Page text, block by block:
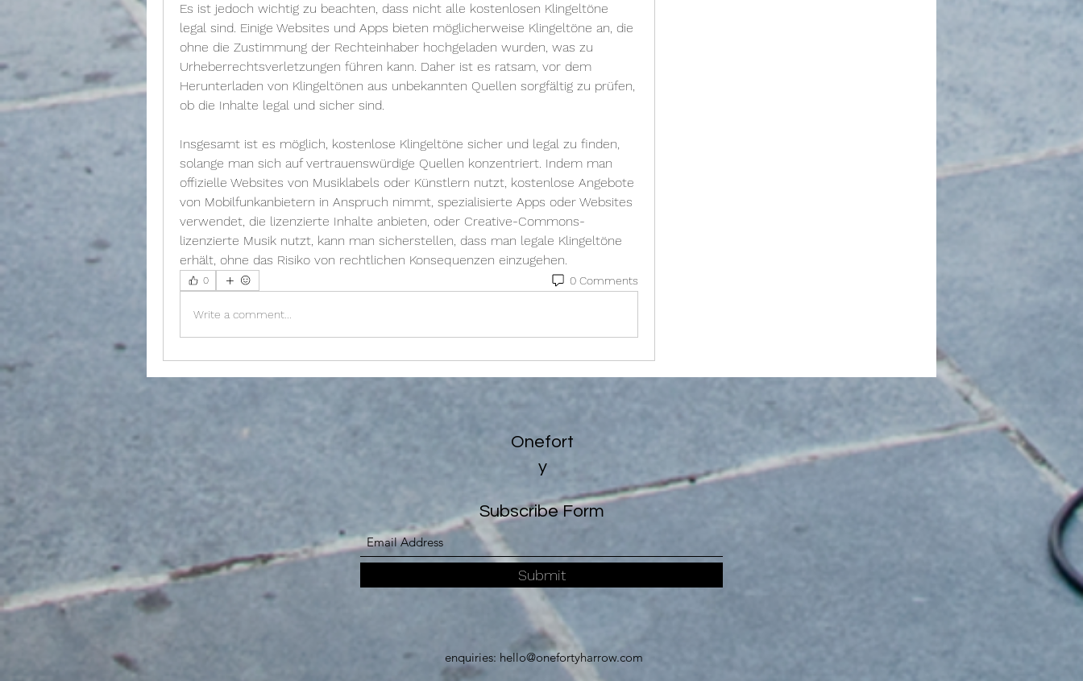
Es ist jedoch wichtig zu beachten, dass nicht alle kostenlosen Klingeltöne
legal sind. Einige Websites und Apps bieten möglicherweise Klingeltöne an, die
ohne die Zustimmung der Rechteinhaber hochgeladen wurden, was zu
Urheberrechtsverletzungen führen kann. Daher ist es ratsam, vor dem
Herunterladen von Klingeltönen aus unbekannten Quellen sorgfältig zu prüfen,
ob die Inhalte legal und sicher sind.
Insgesamt ist es möglich, kostenlose Klingeltöne sicher und legal zu finden,
solange man sich auf vertrauenswürdige Quellen konzentriert. Indem man
offizielle Websites von Musiklabels oder Künstlern nutzt, kostenlose Angebote
von Mobilfunkanbietern in Anspruch nimmt, spezialisierte Apps oder Websites
verwendet, die lizenzierte Inhalte anbieten, oder Creative-Commons-
lizenzierte Musik nutzt, kann man sicherstellen, dass man legale Klingeltöne
erhält, ohne das Risiko von rechtlichen Konsequenzen einzugehen.
0 0 Comments
Write a comment...
Onefort
y
Subscribe Form
Submit
enquiries: hello@onefortyharrow.com